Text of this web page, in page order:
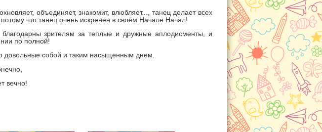
объединяет, знакомит, влюбляет..., танец делает всех
что танец очень искренен в своём Начале Начал!
зрителям за теплые и дружные аплодисменты, и
по полной!
довольные собой и таким насыщенным днем.
вечно!